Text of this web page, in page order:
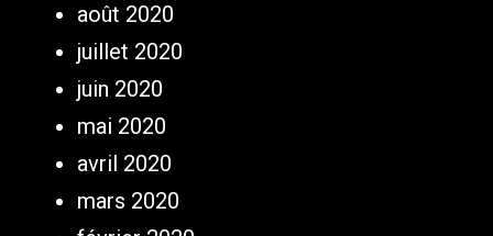
août 2020
juillet 2020
juin 2020
mai 2020
avril 2020
mars 2020